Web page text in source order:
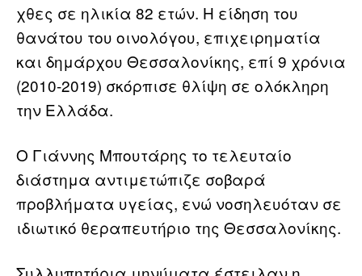
χθες σε ηλικία 82 ετών. Η είδηση του
θανάτου του οινολόγου, επιχειρηματία
και δημάρχου Θεσσαλονίκης, επί 9 χρόνια
(2010-2019) σκόρπισε θλίψη σε ολόκληρη
την Ελλάδα.
Ο Γιάννης Μπουτάρης το τελευταίο
διάστημα αντιμετώπιζε σοβαρά
προβλήματα υγείας, ενώ νοσηλευόταν σε
ιδιωτικό θεραπευτήριο της Θεσσαλονίκης.